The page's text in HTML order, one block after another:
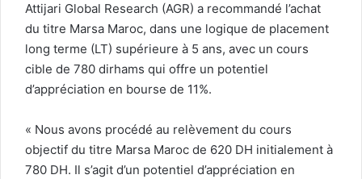
Attijari Global Research (AGR) a recommandé l’achat
du titre Marsa Maroc, dans une logique de placement
long terme (LT) supérieure à 5 ans, avec un cours
cible de 780 dirhams qui offre un potentiel
d’appréciation en bourse de 11%.
« Nous avons procédé au relèvement du cours
objectif du titre Marsa Maroc de 620 DH initialement à
780 DH. Il s’agit d’un potentiel d’appréciation en